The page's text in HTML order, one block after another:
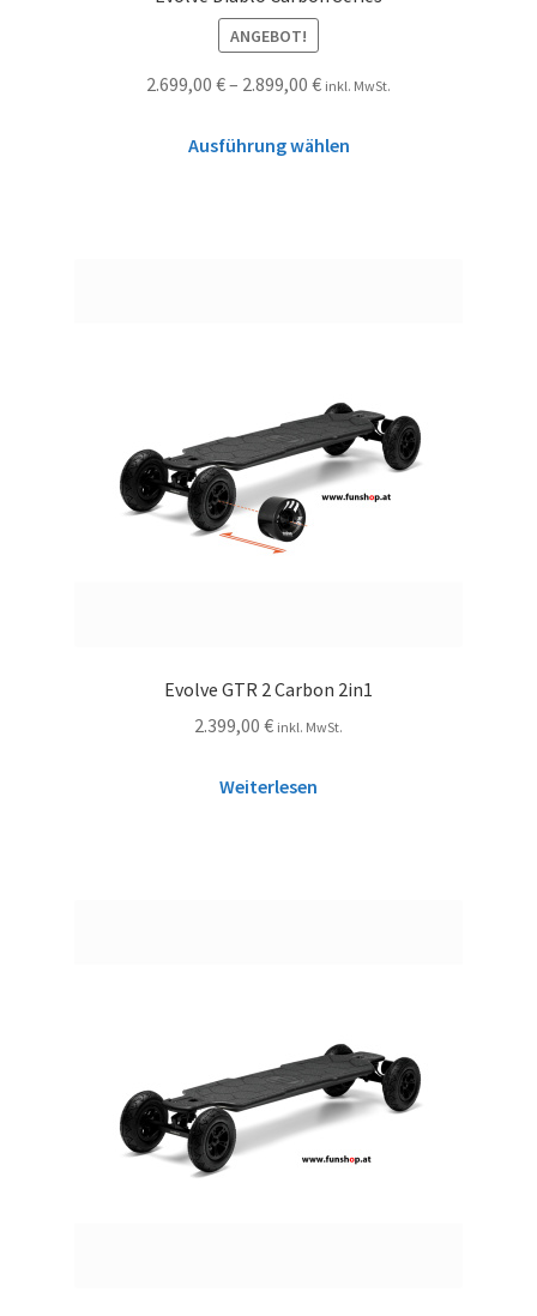
ANGEBOT!
2.699,00 €– 2.899,00 € inkl. MwSt.
Ausführung wählen
Evolve GTR 2 Carbon 2in1
2.399,00 € inkl. MwSt.
Weiterlesen